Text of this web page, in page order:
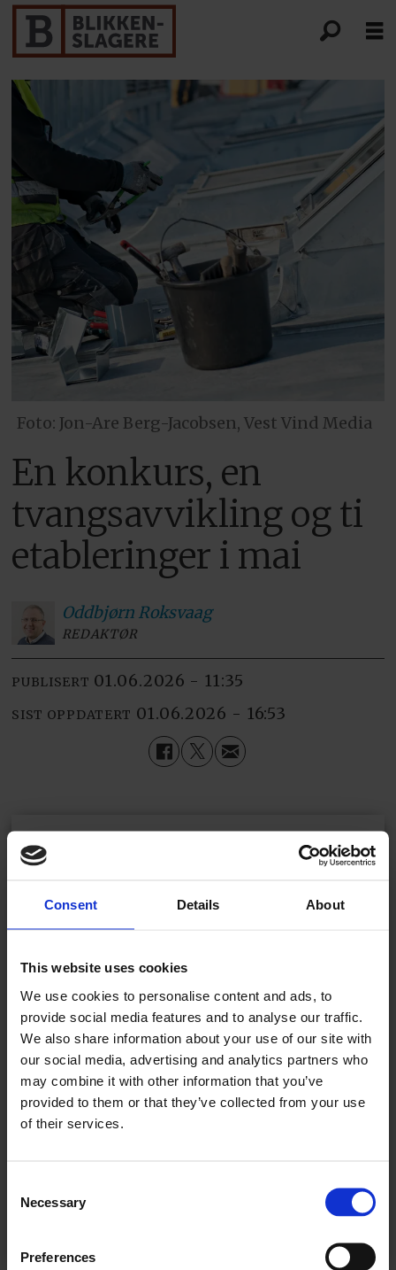
Consent Details About
This website uses cookies
We use cookies to personalise content and ads, to
provide social media features and to analyse our traffic.
We also share information about your use of our site with
our social media, advertising and analytics partners who
may combine it with other information that you’ve
provided to them or that they’ve collected from your use
of their services.
Selection
Necessary
Preferences
Foto: Jon-Are Berg-Jacobsen, Vest Vind Media
En konkurs, en
tvangsavvikling og ti
etableringer i mai
Oddbjørn Roksvaag
REDAKTØR
PUBLISERT 01.06.2026 - 11:35
SIST OPPDATERT 01.06.2026 - 16:53
Allerede abonnent? Logg inn her
kjøpe et abonnement.
Se våre tilbud
KJØP
Allerede abonnent? Logg inn her